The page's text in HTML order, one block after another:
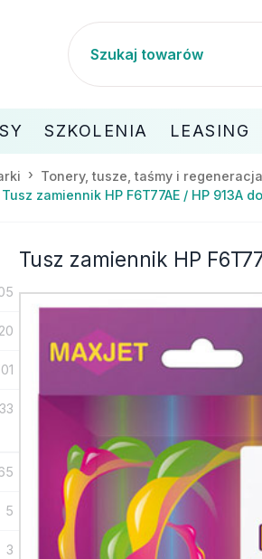
SZKOLENIA LEASING
Tonery, tusze, taśmy i regeneracja
Tusz zamiennik HP F6T77AE / HP 913A
5
3
Tusz zamiennik HP